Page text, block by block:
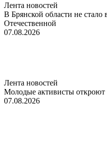
Лента новостей
В Брянской области не стало
Отечественной
07.08.2026
Лента новостей
Молодые активисты
07.08.2026